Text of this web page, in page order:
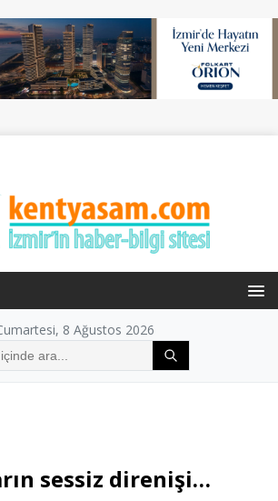
8 Ağustos 2026
sessiz direnişi…